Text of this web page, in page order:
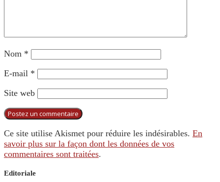
Nom *
E-mail *
Site web
Ce site utilise Akismet pour réduire les indésirables. En
savoir plus sur la façon dont les données de vos
commentaires sont traitées.
Editoriale